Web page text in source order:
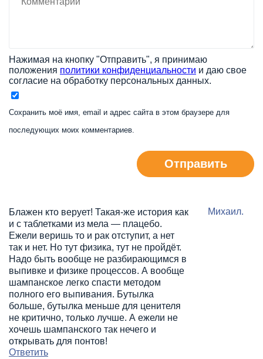
Нажимая на кнопку "Отправить", я принимаю
положения политики конфиденциальности и даю свое
согласие на обработку персональных данных.
Сохранить моё имя, email и адрес сайта в этом браузере для
последующих моих комментариев.
Отправить
Блажен кто верует! Такая-же история как
и с таблетками из мела — плацебо.
Ежели веришь то и рак отступит, а нет
так и нет. Но тут физика, тут не пройдёт.
Надо быть вообще не разбирающимся в
выпивке и физике процессов. А вообще
шампанское легко спасти методом
полного его выпивания. Бутылка
больше, бутылка меньше для ценителя
не критично, только лучше. А ежели не
хочешь шампанского так нечего и
открывать для понтов!
Михаил.
Ответить